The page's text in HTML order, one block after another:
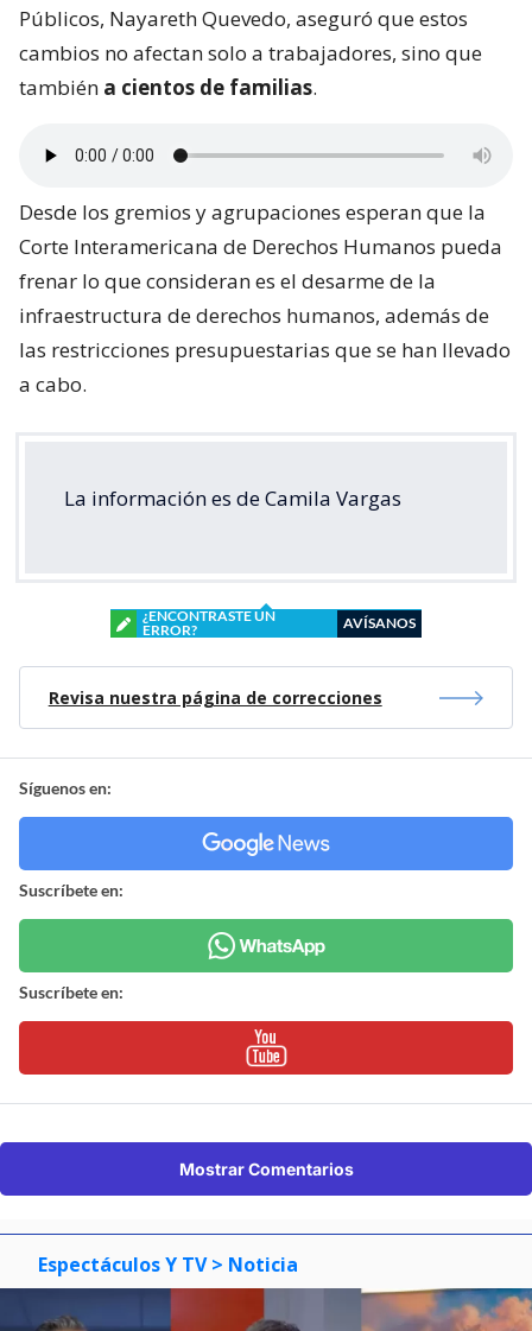
Públicos, Nayareth Quevedo, aseguró que estos
cambios no afectan solo a trabajadores, sino que
también a cientos de familias.
Desde los gremios y agrupaciones esperan que la
Corte Interamericana de Derechos Humanos pueda
frenar lo que consideran es el desarme de la
infraestructura de derechos humanos, además de
las restricciones presupuestarias que se han llevado
a cabo.
La información es de Camila Vargas
¿ENCONTRASTE UN
ERROR?
AVÍSANOS
Revisa nuestra página de correcciones
Síguenos en:
Suscríbete en:
Suscríbete en:
Mostrar Comentarios
Espectáculos Y TV > Noticia